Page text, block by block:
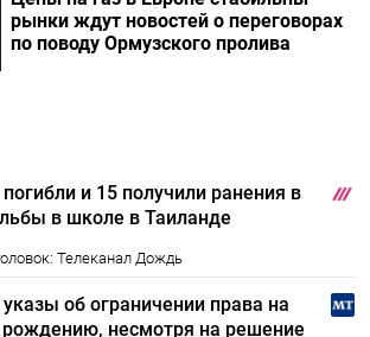
рынки ждут новостей о переговорах
по поводу Ормузского пролива